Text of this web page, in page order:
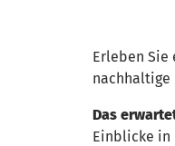
Erleben Sie
nachhaltige
Das
Einblicke in